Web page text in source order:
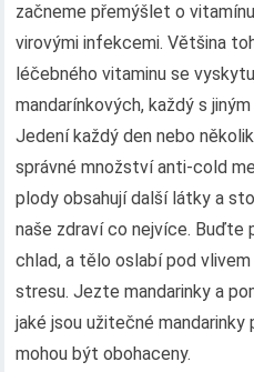
začneme přemýšlet o
virovými infekcemi. Většina
léčebného vitaminu se
mandarínkových, každý s
Jedení každý den nebo
správné množství anti-cold
plody obsahují další látky a
naše zdraví co nejvíce. Buďte
chlad, a tělo oslabí pod
stresu. Jezte mandarinky a
jaké jsou užitečné
mohou být obohaceny.